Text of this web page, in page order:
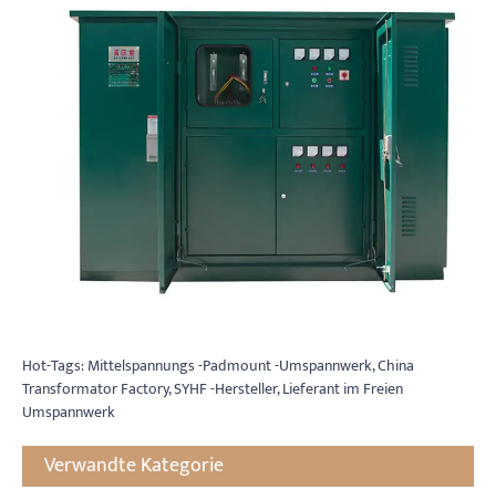
Hot-Tags: Mittelspannungs -Padmount -Umspannwerk, China
Transformator Factory, SYHF -Hersteller, Lieferant im Freien
Umspannwerk
Verwandte Kategorie